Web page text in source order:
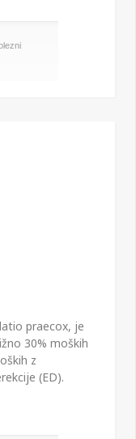
praecox, je
30% moških
z
(ED).